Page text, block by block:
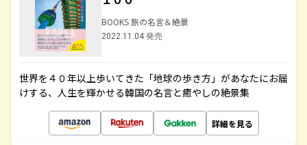
BOOKS 旅の名言＆絶景
2022.11.04 発売
世界を４０年以上歩いてきた「地球の歩き方」があなたにお届
けする、人生を輝かせる韓国の名言と癒やしの絶景集
詳細を見る